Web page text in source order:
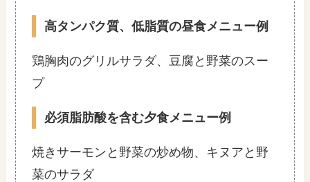
高タンパク質、低脂質の昼食メニュー例
鶏胸肉のグリルサラダ、豆腐と野菜のスー
プ
必須脂肪酸を含む夕食メニュー例
焼きサーモンと野菜の炒め物、キヌアと野
菜のサラダ